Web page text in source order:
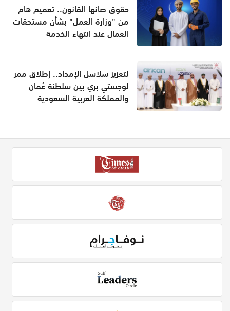
حقوق صانها القانون.. تعميم هام
من "وزارة العمل" بشأن مستحقات
العمال عند انتهاء الخدمة
لتعزيز سلاسل الإمداد.. إطلاق ممر
لوجستي بري بين سلطنة عُمان
والمملكة العربية السعودية